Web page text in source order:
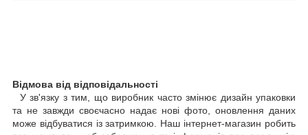
Відмова від відповідальності
У зв'язку з тим, що виробник часто змінює дизайн упаковки
та не завжди своєчасно надає нові фото, оновлення даних
може відбуватися із затримкою. Наш інтернет-магазин робить